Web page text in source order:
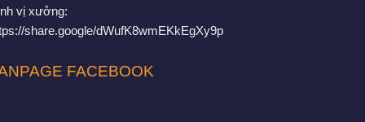
vị xưởng:
share.google/dWufK8wmEKkEgXy9p
FACEBOOK